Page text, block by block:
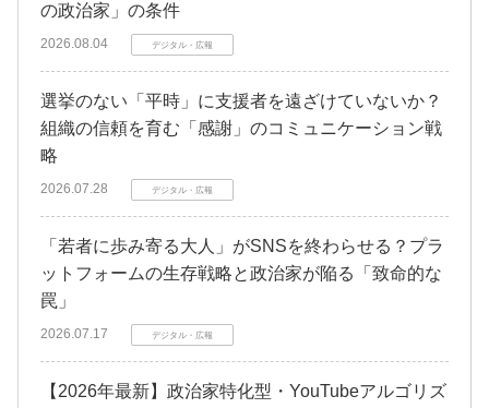
の政治家」の条件
2026.08.04 デジタル・広報
選挙のない「平時」に支援者を遠ざけていないか？
組織の信頼を育む「感謝」のコミュニケーション戦
略
2026.07.28 デジタル・広報
「若者に歩み寄る大人」がSNSを終わらせる？プラ
ットフォームの生存戦略と政治家が陥る「致命的な
罠」
2026.07.17 デジタル・広報
【2026年最新】政治家特化型・YouTubeアルゴリズ